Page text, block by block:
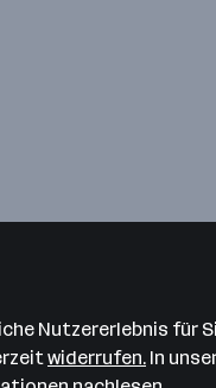
Nutzererlebnis für
widerrufen. In